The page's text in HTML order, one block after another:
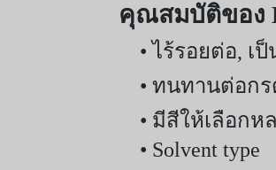
คุณสมบัติของ
• ไร้รอยต่อ, เป็
• ทนทานต่อกร
• มีสีให้เลือกห
• Solvent type